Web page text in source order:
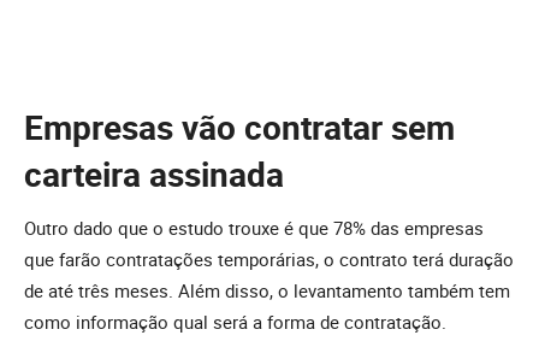
Empresas vão contratar sem
carteira assinada
Outro dado que o estudo trouxe é que 78% das empresas
que farão contratações temporárias, o contrato terá duração
de até três meses. Além disso, o levantamento também tem
como informação qual será a forma de contratação.